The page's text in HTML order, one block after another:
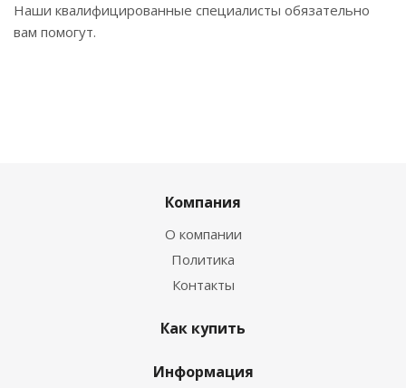
Наши квалифицированные специалисты обязательно
вам помогут.
Компания
О компании
Политика
Контакты
Как купить
Информация